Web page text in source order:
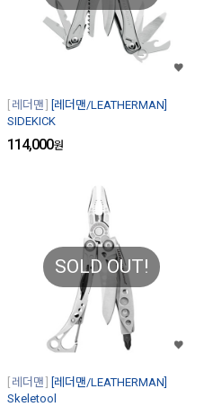
레더맨
[레더맨/LEATHERMAN]
SIDEKICK
114,000원
SOLD OUT!
레더맨
[레더맨/LEATHERMAN]
Skeletool